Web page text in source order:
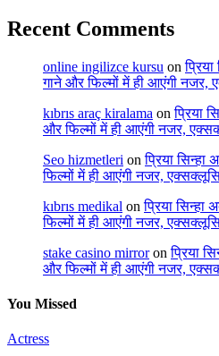
Recent Comments
online ingilizce kursu on
गाने और फिल्मों में ही आएंगी नजर,
kıbrıs araç kiralama onप्रिया
और फिल्मों में ही आएंगी नजर,
Seo hizmetleri onप्रिया सिन्हा
फिल्मों में ही आएंगी नजर,
kıbrıs medikal onप्रिया सिन्हा
फिल्मों में ही आएंगी नजर,
stake casino mirroronप्रिया
और फिल्मों में ही आएंगी नजर,
You Missed
Actress